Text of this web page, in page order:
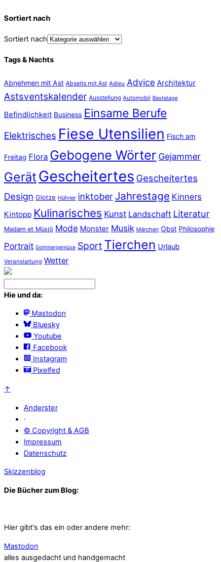
Sortiert nach
Sortiert nach
Tags & Nachts
Abnehmen mit Ast Abseits mit Ast Adieu Advice Architektur
Astsventskalender Ausstellung Automobil Bastelage
Befindlichkeit Business Einsame Berufe
Elektrisches Fiese Utensilien Fisch am
Freitag Flora Gebogene Wörter Gejammer
Gerät Gescheitertes Gescheitertes
Design Glotze Hühner inktober Jahrestage Kinners
Kintopp Kulinarisches Kunst Landschaft Literatur
Madam et Müsjö Mode Monster Musik Märchen Obst Philosophie
Portrait Sommergemüse Sport Tierchen Urlaub
Veranstaltung Wetter
Hie und da:
Mastodon
Bluesky
Youtube
Facebook
Instagram
Pixelfed
↑
Anderster
·
© Copyright & AGB
Impressum
Datenschutz
Skizzenblog
Die Bücher zum Blog:
Hier gibt's das ein oder andere mehr:
Mastodon
alles ausgedacht und handgemacht